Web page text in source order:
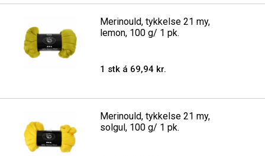
Merinould, tykkelse 21 my,
lemon, 100 g/ 1 pk.
1 stk á 69,94 kr.
Merinould, tykkelse 21 my,
solgul, 100 g/ 1 pk.